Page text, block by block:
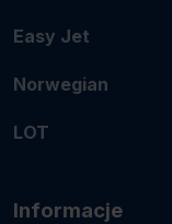
Easy Jet
Norwegian
LOT
Informacje